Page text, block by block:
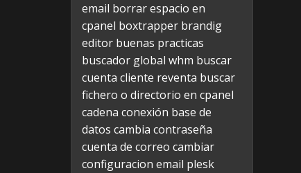
email borrar espacio en
cpanel boxtrapper brandig
editor buenas practicas
buscador global whm buscar
cuenta cliente reventa buscar
fichero o directorio en cpanel
cadena conexión base de
datos cambia contraseña
cuenta de correo cambiar
configuracion email plesk